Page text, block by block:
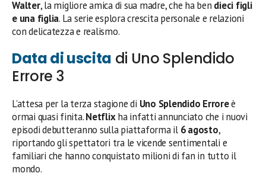
Walter, la migliore amica di sua madre, che ha ben dieci figli
e una figlia. La serie esplora crescita personale e relazioni
con delicatezza e realismo.
Data di uscita di Uno Splendido
Errore 3
L’attesa per la terza stagione di Uno Splendido Erroreè
ormai quasi finita.Netflixha infatti annunciato che i nuovi
episodi debutteranno sulla piattaforma il 6 agosto,
riportando gli spettatori tra le vicende sentimentali e
familiari che hanno conquistato milioni di fan in tutto il
mondo.